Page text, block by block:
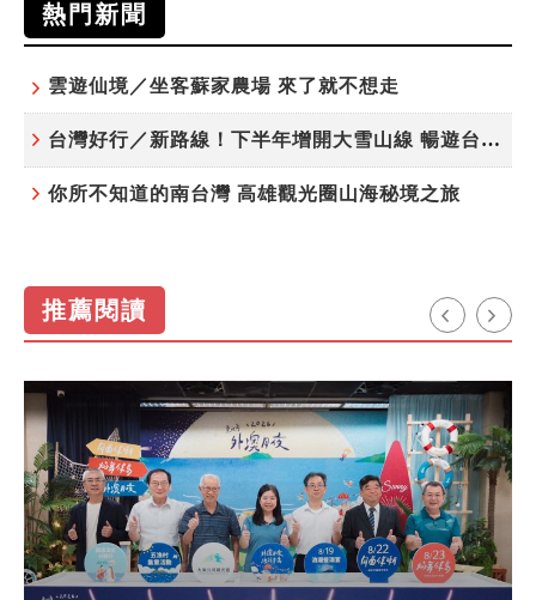
熱門新聞
雲遊仙境／坐客蘇家農場 來了就不想走
台灣好行／新路線！下半年增開大雪山線 暢遊台中更便利
你所不知道的南台灣 高雄觀光圈山海秘境之旅
推薦閱讀